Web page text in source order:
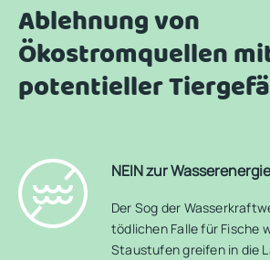
Ablehnung von
Ökostromquellen
potentieller
NEIN zur Wasserenergie
Der Sog der
tödlichen Falle für Fische
Staustufen greifen in die